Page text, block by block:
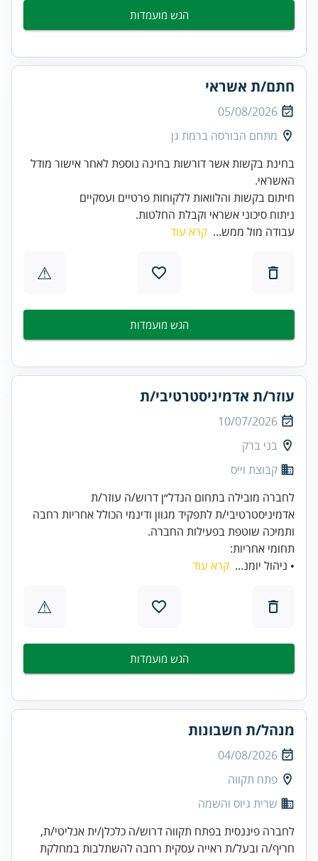
הגש מועמדות
חתם/ת אשראי
05/08/2026
מתחם הבורסה ברמת גן
בחינת בקשות אשר דורשות בחינה נוספת לאחר אישור מודל
ניתוח סיכוני אשראי וקבלת החלטות.
עבודה מול ממש... קרא עוד
⚠
הגש מועמדות
עוזר/ת אדמיניסטרטיבי/ת
10/07/2026
בני ברק
קבוצת וייס
לחברה מובילה בתחום הנדל״ן דרוש/ה עוזר/ת
אדמיניסטרטיבי/ת לתפקיד מגוון ודינמי הכולל אחריות רחבה
ותמיכה שוטפת בפעילות החברה.
תחומי אחריות:
• ניהול יומנ... קרא עוד
⚠
הגש מועמדות
מנהל/ת חשבונות
04/08/2026
פתח תקווה
שרית גיוס והשמה
לחברה פיננסית בפתח תקווה דרוש/ה כלכלן/ית אנליטי/ת,
חריף/ה ובעל/ת ראייה עסקית רחבה להשתלבות במחלקת